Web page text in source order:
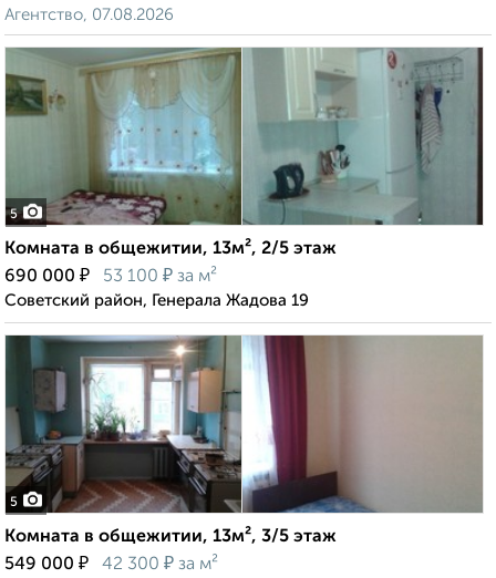
Агентство, 07.08.2026
5
Комната в общежитии, 13м², 2/5 этаж
690 000 ₽ 53 100 ₽ за м²
Советский район, Генерала Жадова 19
5
Комната в общежитии, 13м², 3/5 этаж
549 000 ₽ 42 300 ₽ за м²